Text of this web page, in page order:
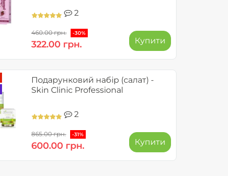
2
460.00 грн. -30%
322.00 грн. Купити
Подарунковий набір (салат) -
Skin Clinic Professional
2
865.00 грн. -31%
600.00 грн. Купити